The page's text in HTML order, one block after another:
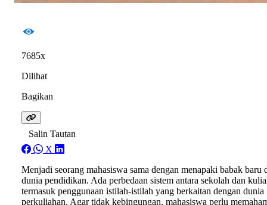
7685x
Dilihat
Bagikan
Salin Tautan
X
Menjadi seorang mahasiswa sama dengan menapaki babak baru
dunia pendidikan. Ada perbedaan sistem antara sekolah dan
termasuk penggunaan istilah-istilah yang berkaitan dengan dunia
perkuliahan. Agar tidak kebingungan, mahasiswa perlu